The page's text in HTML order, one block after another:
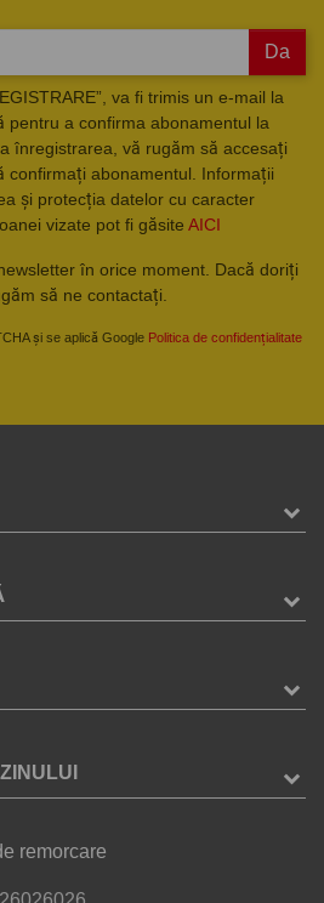
Da
va fi trimis un e-mail la
pentru a confirma abonamentul la
înregistrarea, vă rugăm să accesați
confirmați abonamentul. Informații
și protecția datelor cu caracter
vizate pot fi găsite AICI
în orice moment. Dacă doriți
să ne contactați.
și se aplică Google Politica de confidențialitate
remorcare